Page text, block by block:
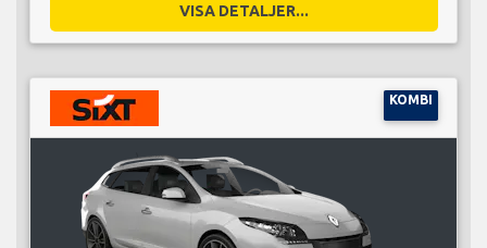
VISA DETALJER...
KOMBI